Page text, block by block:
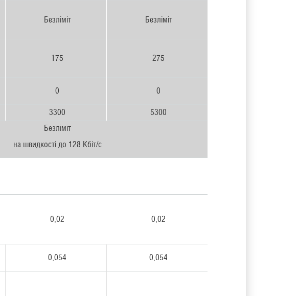
Безліміт Безліміт
175 275
0 0
3300 5300
Безліміт
на швидкості до 128 Кбіт/с
0,02 0,02
0,054 0,054